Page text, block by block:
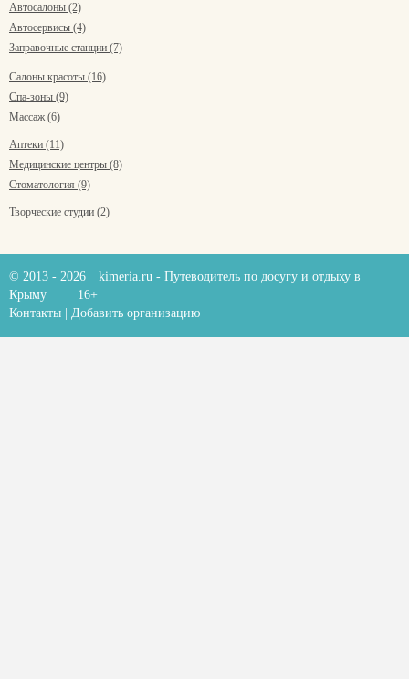
Автосалоны (2)
Автосервисы (4)
Заправочные станции (7)
Салоны красоты (16)
Спа-зоны (9)
Массаж (6)
Аптеки (11)
Медицинские центры (8)
Стоматология (9)
Творческие студии (2)
© 2013 - 2026 kimeria.ru - Путеводитель по досугу и отдыху в
Крыму
16+
Контакты
Добавить организацию